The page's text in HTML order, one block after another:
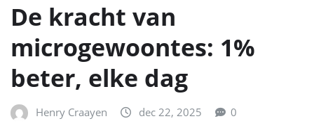
De kracht van
microgewoontes: 1%
beter, elke dag
Henry Craayen dec 22, 2025 0